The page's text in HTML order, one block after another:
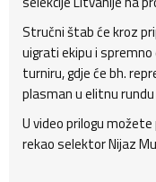
Stručni štab će kroz
uigrati ekipu i
turniru, gdje će bh.
plasman u elitnu
U video prilogu
rekao selektor Nijaz